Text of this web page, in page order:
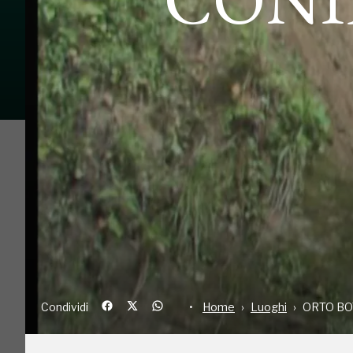
Condividi Home Luoghi ORTO
Condividi Home Luoghi
E’ in località “Pradizì del Paradis” (praticello
la politica, il pensiero e il lavoro, e scoprire
bellezza. Nell’orto botanico esistono sette
Taxacee, Cefalotaxacee, Araucariacee,
rappresentata da almeno due esemplari.
circa 20 minuti partendo dalla frazione Valle.
fuori traffico, rumori e ansie. L’orto Botanico
avvicinare il visitatore al mondo delle piante e
conservazione delle piante minacciate e
rischio. E’ visitato da numerose scolaresche,